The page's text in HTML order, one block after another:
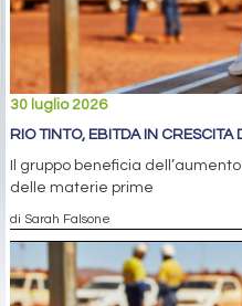
30 luglio 2026
RIO TINTO, EBITDA IN CRESCITA
Il gruppo beneficia
delle materie prime
di Sarah Falsone